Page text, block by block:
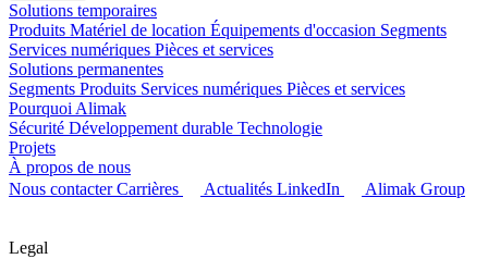
Solutions temporaires
Produits Matériel de location Équipements d'occasion Segments
Services numériques Pièces et services
Solutions permanentes
Segments Produits Services numériques Pièces et services
Pourquoi Alimak
Sécurité Développement durable Technologie
Projets
À propos de nous
Nous contacter Carrières Actualités LinkedIn Alimak Group
Legal